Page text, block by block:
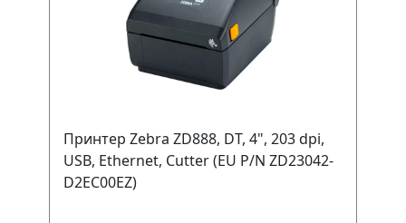
Принтер Zebra ZD888, DT, 4", 203 dpi,
USB, Ethernet, Cutter (EU P/N ZD23042-
D2EC00EZ)